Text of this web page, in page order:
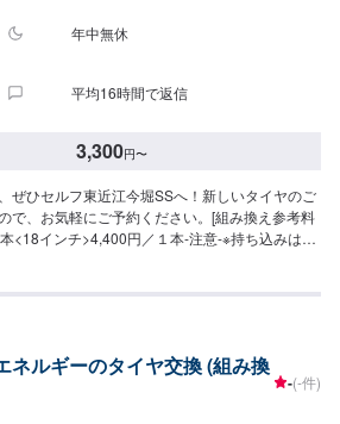
年中無休
平均16時間で返信
3,300円〜
ぜひセルフ東近江今堀SSへ！新しいタイヤのご
で、お気軽にご予約ください。[組み換え参考料
<18インチ>4,400円／１本-注意-※持ち込みはご
ネルギーのタイヤ交換 (組み換
-(-件)